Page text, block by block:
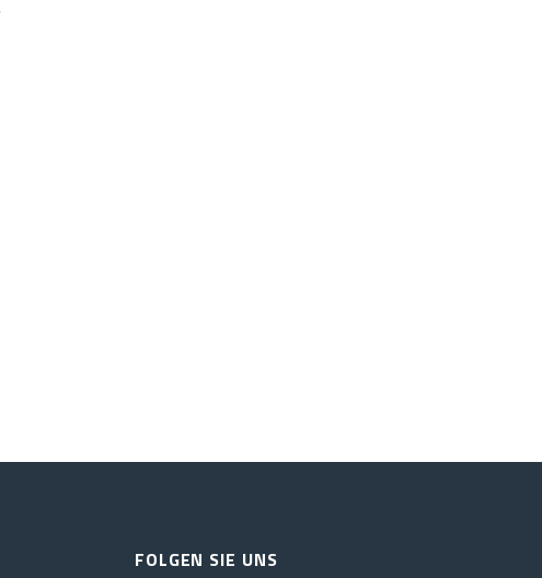
FOLGEN SIE UNS